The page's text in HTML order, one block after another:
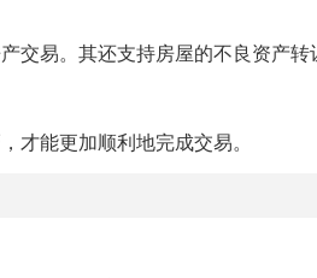
交易。其还支持房屋的不良资产
才能更加顺利地完成交易。